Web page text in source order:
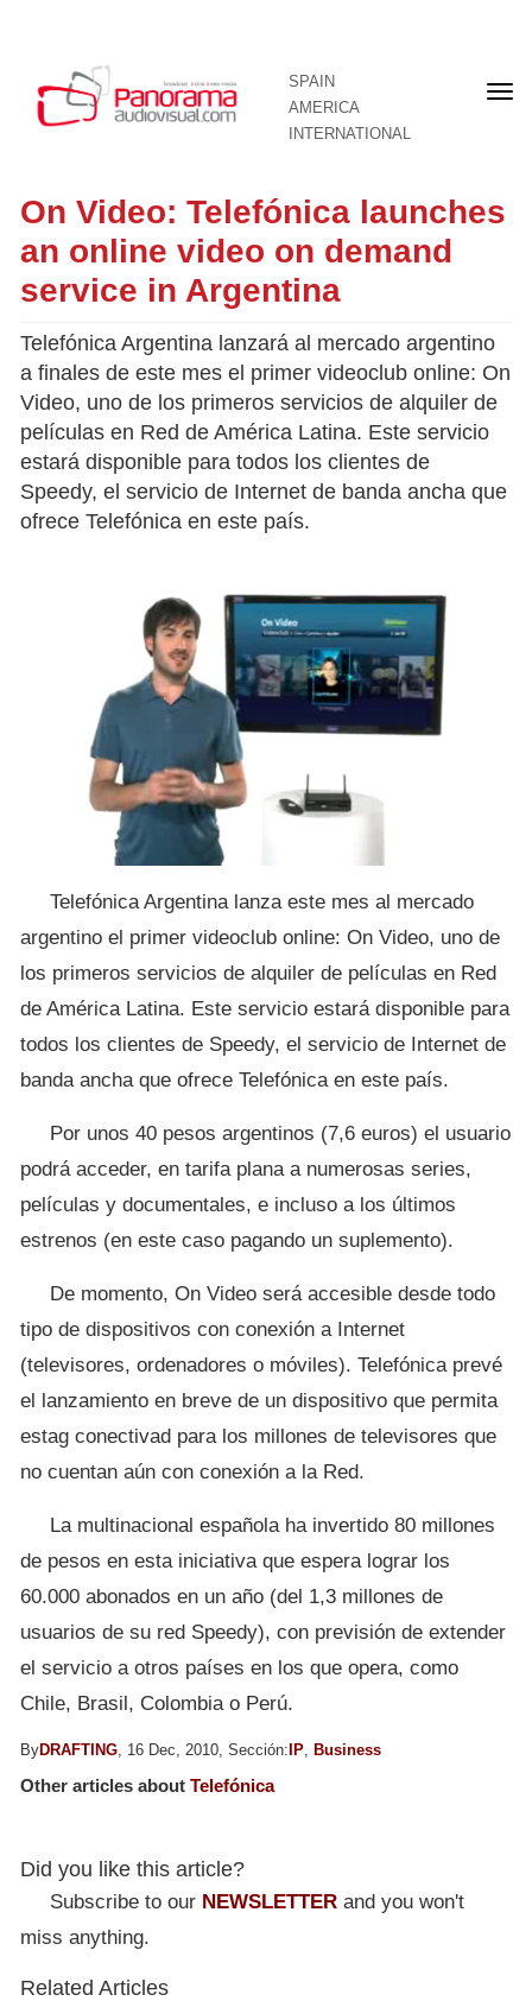
SPAIN
AMERICA
INTERNATIONAL
On Video: Telefónica launches
an online video on demand
service in Argentina
Telefónica Argentina lanzará al mercado argentino
a finales de este mes el primer videoclub online: On
Video, uno de los primeros servicios de alquiler de
películas en Red de América Latina. Este servicio
estará disponible para todos los clientes de
Speedy, el servicio de Internet de banda ancha que
ofrece Telefónica en este país.
Telefónica Argentina lanza este mes al mercado
argentino el primer videoclub online: On Video, uno de
los primeros servicios de alquiler de películas en Red
de América Latina. Este servicio estará disponible para
todos los clientes de Speedy, el servicio de Internet de
banda ancha que ofrece Telefónica en este país.
Por unos 40 pesos argentinos (7,6 euros) el usuario
podrá acceder, en tarifa plana a numerosas series,
películas y documentales, e incluso a los últimos
estrenos (en este caso pagando un suplemento).
De momento, On Video será accesible desde todo
tipo de dispositivos con conexión a Internet
(televisores, ordenadores o móviles). Telefónica prevé
el lanzamiento en breve de un dispositivo que permita
estag conectivad para los millones de televisores que
no cuentan aún con conexión a la Red.
La multinacional española ha invertido 80 millones
de pesos en esta iniciativa que espera lograr los
60.000 abonados en un año (del 1,3 millones de
usuarios de su red Speedy), con previsión de extender
el servicio a otros países en los que opera, como
Chile, Brasil, Colombia o Perú.
ByDRAFTING , 16 Dec, 2010, Sección: IP Business
Other articles about Telefónica
Did you like this article?
Subscribe to our NEWSLETTER and you won't
miss anything.
Related Articles